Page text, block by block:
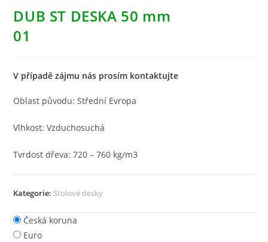
DUB ST DESKA 50 mm
01
V případě zájmu nás prosím kontaktujte
Oblast původu: Střední Evropa
Vlhkost: Vzduchosuchá
Tvrdost dřeva: 720 – 760 kg/m3
Kategorie: Stolové desky
Česká koruna
Euro